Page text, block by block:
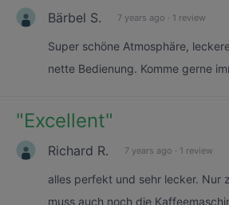
Bärbel S. 7 years ago · 1 review
Super schöne Atmosphäre,
nette Bedienung. Komme gerne
"Excellent"
Richard R. 7 years ago · 1 review
alles perfekt und sehr lecker. Nur
muss auch noch die